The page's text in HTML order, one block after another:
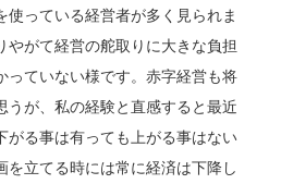
使っている経営者が多く見られま
やがて経営の舵取りに大きな負担
っていない様です。赤字経営も将
うが、私の経験と直感すると最近
がる事は有っても上がる事はない
を立てる時には常に経済は下降し